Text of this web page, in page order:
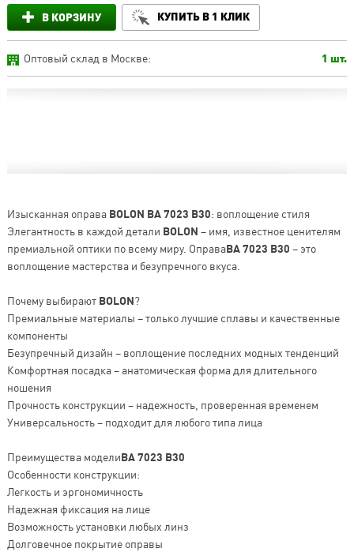
В КОРЗИНУ КУПИТЬ В 1 КЛИК
Оптовый склад в Москве: 1 шт.
Изысканная оправа BOLON BA 7023 B30: воплощение стиля
Элегантность в каждой детали BOLON – имя, известное ценителям
премиальной оптики по всему миру. ОправаBA 7023 B30 – это
воплощение мастерства и безупречного вкуса.
Почему выбирают BOLON?
Премиальные материалы – только лучшие сплавы и качественные
компоненты
Безупречный дизайн – воплощение последних модных тенденций
Комфортная посадка – анатомическая форма для длительного
ношения
Прочность конструкции – надежность, проверенная временем
Универсальность – подходит для любого типа лица
Преимущества моделиBA 7023 B30
Особенности конструкции:
Легкость и эргономичность
Надежная фиксация на лице
Возможность установки любых линз
Долговечное покрытие оправы